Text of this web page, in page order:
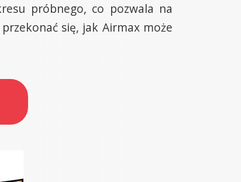
próbnego, co pozwala na
się, jak Airmax może